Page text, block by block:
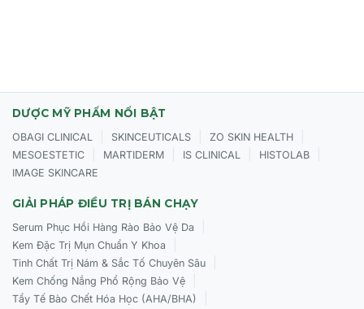
DƯỢC MỸ PHẨM NỔI BẬT
OBAGI CLINICAL SKINCEUTICALS ZO SKIN HEALTH
MESOESTETIC MARTIDERM IS CLINICAL HISTOLAB
IMAGE SKINCARE
GIẢI PHÁP ĐIỀU TRỊ BÁN CHẠY
Serum Phục Hồi Hàng Rào Bảo Vệ Da
Kem Đặc Trị Mụn Chuẩn Y Khoa
Tinh Chất Trị Nám & Sắc Tố Chuyên Sâu
Kem Chống Nắng Phổ Rộng Bảo Vệ
Tẩy Tế Bào Chết Hóa Học (AHA/BHA)